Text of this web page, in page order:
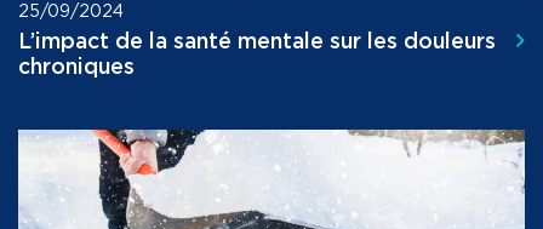
25/09/2024
L’impact de la santé mentale sur les douleurs
chroniques